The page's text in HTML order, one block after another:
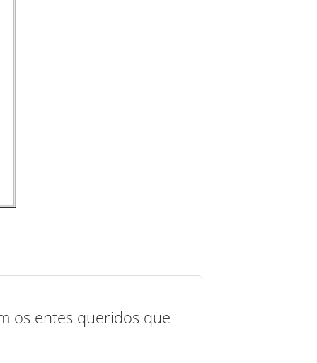
os entes queridos que